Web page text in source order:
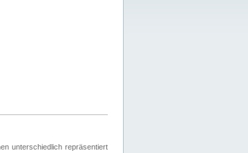
unterschiedlich repräsentiert